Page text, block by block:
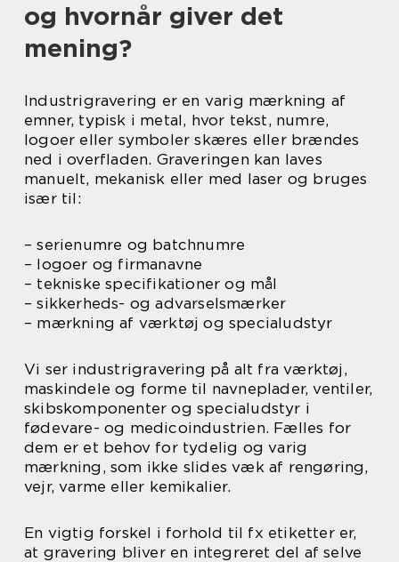
og hvornår giver det
mening?
Industrigravering er en varig mærkning af
emner, typisk i metal, hvor tekst, numre,
logoer eller symboler skæres eller brændes
ned i overfladen. Graveringen kan laves
manuelt, mekanisk eller med laser og bruges
især til:
– serienumre og batchnumre
– logoer og firmanavne
– tekniske specifikationer og mål
– sikkerheds- og advarselsmærker
– mærkning af værktøj og specialudstyr
Vi ser industrigravering på alt fra værktøj,
maskindele og forme til navneplader, ventiler,
skibskomponenter og specialudstyr i
fødevare- og medicoindustrien. Fælles for
dem er et behov for tydelig og varig
mærkning, som ikke slides væk af rengøring,
vejr, varme eller kemikalier.
En vigtig forskel i forhold til fx etiketter er,
at gravering bliver en integreret del af selve